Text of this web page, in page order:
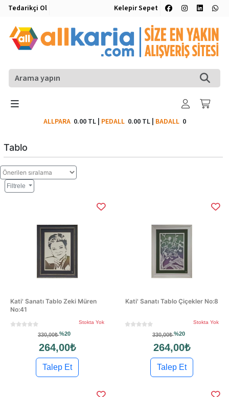
Tedarikçi Ol Kelepir Sepet
ALLPARA 0.00 TL| PEDALL 0.00 TL| BADALL0
Tablo
Filtrele
Kati' Sanatı Tablo Zeki Müren
No:41
Stokta Yok
330,00₺%20
264,00₺
Talep Et
Kati' Sanatı Tablo Çiçekler No:8
Stokta Yok
330,00₺%20
264,00₺
Talep Et